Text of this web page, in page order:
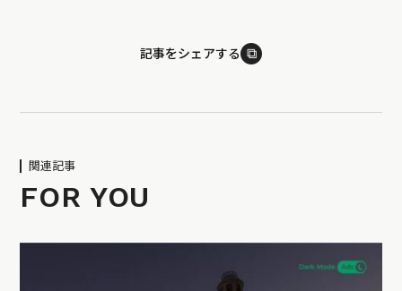
記事をシェアする ⧉
関連記事
FOR YOU